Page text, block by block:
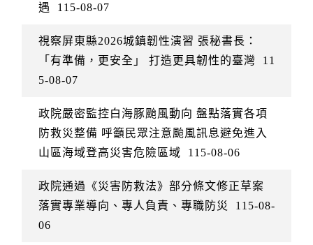
遇
115-08-07
視察屏東縣2026城鎮韌性演習 張秘書長：
「有準備，更安全」 打造更具韌性的臺灣
11
5-08-07
政院嚴密監控白海豚颱風動向 盤點落實各項
防救災整備 呼籲民眾注意颱風訊息避免進入
山區海域登高災害危險區域
115-08-06
政院通過《災害防救法》部分條文修正草案
落實專業導向、專人負責、專職防災
115-08-
06